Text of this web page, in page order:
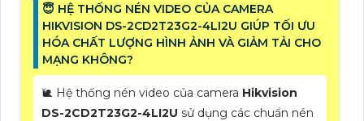
😇 HỆ THỐNG NÉN VIDEO CỦA CAMERA
HIKVISION DS-2CD2T23G2-4LI2U GIÚP TỐI ƯU
HÓA CHẤT LƯỢNG HÌNH ẢNH VÀ GIẢM TẢI CHO
MẠNG KHÔNG?​
🐌 Hệ thống nén video của camera Hikvision
DS-2CD2T23G2-4LI2U sử dụng các chuẩn nén